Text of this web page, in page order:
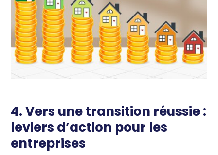
4. Vers une transition réussie :
leviers d’action pour les
entreprises